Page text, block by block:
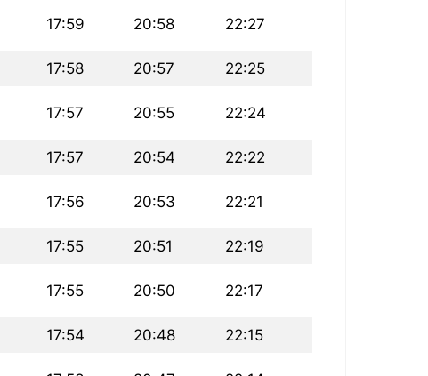
17:59 20:58 22:27
17:58 20:57 22:25
17:57 20:55 22:24
17:57 20:54 22:22
17:56 20:53 22:21
17:55 20:51 22:19
17:55 20:50 22:17
17:54 20:48 22:15